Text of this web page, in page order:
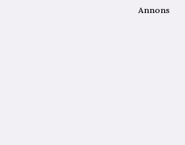
Annons